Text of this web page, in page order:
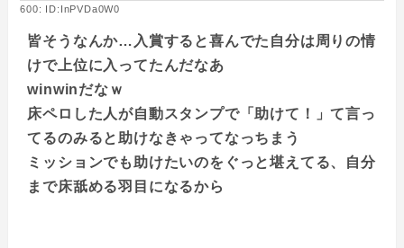
600: ID:InPVDa0W0
皆そうなんか…入賞すると喜んでた自分は周りの情
けで上位に入ってたんだなあ
winwinだなｗ
床ペロした人が自動スタンプで「助けて！」て言っ
てるのみると助けなきゃってなっちまう
ミッションでも助けたいのをぐっと堪えてる、自分
まで床舐める羽目になるから